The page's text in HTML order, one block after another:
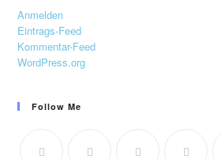
Anmelden
Eintrags-Feed
Kommentar-Feed
WordPress.org
Follow Me